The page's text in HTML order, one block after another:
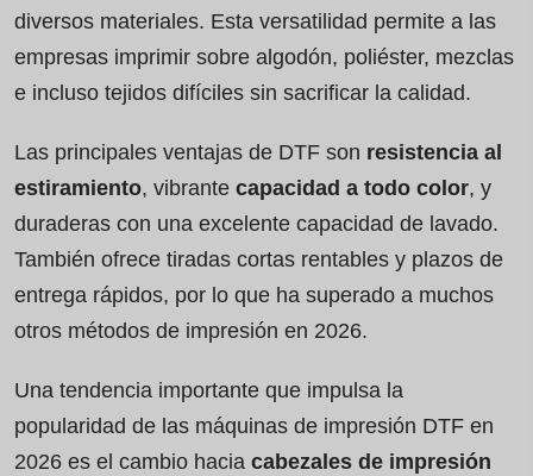
diversos materiales. Esta versatilidad permite a las
empresas imprimir sobre algodón, poliéster, mezclas
e incluso tejidos difíciles sin sacrificar la calidad.
Las principales ventajas de DTF son resistencia al
estiramiento, vibrante capacidad a todo color, y
duraderas con una excelente capacidad de lavado.
También ofrece tiradas cortas rentables y plazos de
entrega rápidos, por lo que ha superado a muchos
otros métodos de impresión en 2026.
Una tendencia importante que impulsa la
popularidad de las máquinas de impresión DTF en
2026 es el cambio hacia cabezales de impresión